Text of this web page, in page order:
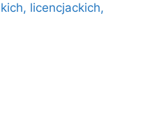
licencjackich,